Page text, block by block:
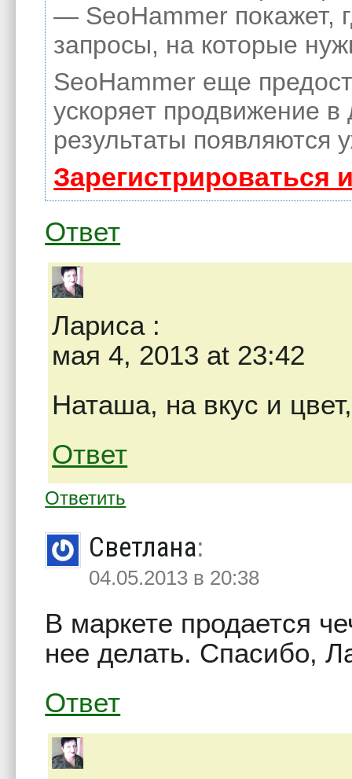
— SeoHammer покажет,
запросы, на которые
SeoHammer еще
ускоряет продвижение
результаты появляются
Зарегистрироваться
Ответ
Лариса:
мая 4, 2013 at 23:42
Наташа, на вкус и
Ответ
Ответить
Светлана:
04.05.2013 в 20:38
В маркете продается
нее делать. Спасибо,
Ответ